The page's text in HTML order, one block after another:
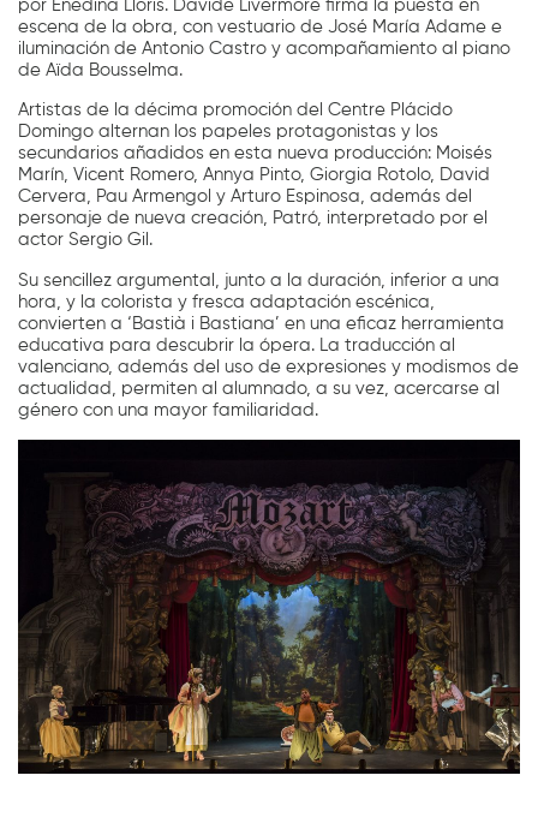
por Enedina Lloris. Davide Livermore firma la puesta en
escena de la obra, con vestuario de José María Adame e
iluminación de Antonio Castro y acompañamiento al piano
de Aïda Bousselma.
Artistas de la décima promoción del Centre Plácido
Domingo alternan los papeles protagonistas y los
secundarios añadidos en esta nueva producción: Moisés
Marín, Vicent Romero, Annya Pinto, Giorgia Rotolo, David
Cervera, Pau Armengol y Arturo Espinosa, además del
personaje de nueva creación, Patró, interpretado por el
actor Sergio Gil.
Su sencillez argumental, junto a la duración, inferior a una
hora, y la colorista y fresca adaptación escénica,
convierten a ‘Bastià i Bastiana’ en una eficaz herramienta
educativa para descubrir la ópera. La traducción al
valenciano, además del uso de expresiones y modismos de
actualidad, permiten al alumnado, a su vez, acercarse al
género con una mayor familiaridad.